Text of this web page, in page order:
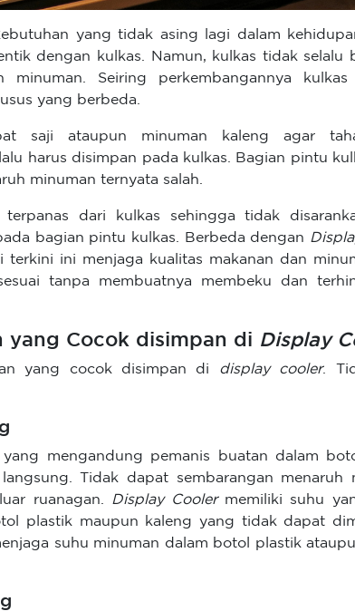
yang tidak asing lagi dalam
dengan kulkas. Namun, kulkas tidak selalu
Seiring perkembangannya kulkas
yang berbeda.
saji ataupun minuman kaleng agar
harus disimpan pada kulkas. Bagian pintu
minuman ternyata salah.
dari kulkas sehingga tidak
bagian pintu kulkas. Berbeda dengan
ini menjaga kualitas makanan dan
tanpa membuatnya membeku dan
yang Cocok disimpan di Display
yang cocok disimpan di display cooler.
mengandung pemanis buatan dalam
Tidak dapat sembarangan menaruh
ruanagan.
Display Coolermemiliki suhu
plastik maupun kaleng yang tidak dapat
suhu minuman dalam botol plastik